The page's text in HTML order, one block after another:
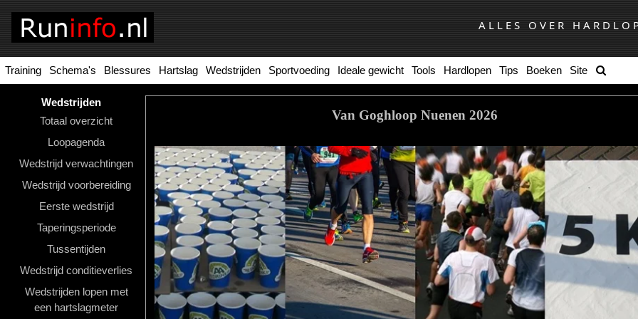
ALLES OVER
Training Schema's Blessures Hartslag Wedstrijden Sportvoeding Ideale gewicht Tools Hardlopen Tips Boeken Site
Wedstrijden
Totaal overzicht
Loopagenda
Wedstrijd verwachtingen
Wedstrijd voorbereiding
Eerste wedstrijd
Taperingsperiode
Tussentijden
Wedstrijd conditieverlies
Wedstrijden lopen met
een hartslagmeter
Homepage
Hardloopschema's
Hardloopblessures
Wedstrijden
Sportvoeding
Van Goghloop Nuenen 2026